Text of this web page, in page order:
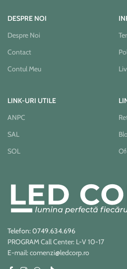
DESPRE NOI
Despre Noi
Contact
Contul Meu
LINK-URI UTILE
ANPC
SAL
SOL
Telefon: 0749.634.696
PROGRAM Call Center: L-V 10-17
E-mail: comenzi@ledcorp.ro